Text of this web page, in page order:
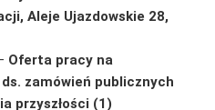
Aleje Ujazdowskie 28,
Oferta pracy na
zamówień publicznych
przyszłości (1)